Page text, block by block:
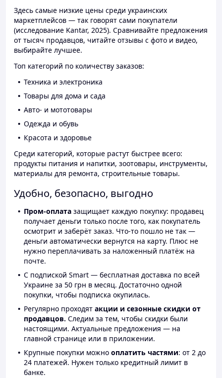
Здесь самые низкие цены среди украинских
маркетплейсов — так говорят сами покупатели
(исследование Kantar, 2025). Сравнивайте предложения
от тысяч продавцов, читайте отзывы с фото и видео,
выбирайте лучшее.
Топ категорий по количеству заказов:
Техника и электроника
Товары для дома и сада
Авто- и мототовары
Одежда и обувь
Красота и здоровье
Среди категорий, которые растут быстрее всего:
продукты питания и напитки, зоотовары, инструменты,
материалы для ремонта, строительные товары.
Удобно, безопасно, выгодно
Пром-оплата защищает каждую покупку: продавец
получает деньги только после того, как покупатель
осмотрит и заберёт заказ. Что-то пошло не так —
деньги автоматически вернутся на карту. Плюс не
нужно переплачивать за наложенный платёж на
почте.
С подпиской Smart — бесплатная доставка по всей
Украине за 50 грн в месяц. Достаточно одной
покупки, чтобы подписка окупилась.
Регулярно проходят акции и сезонные скидки от
продавцов. Следим за тем, чтобы скидки были
настоящими. Актуальные предложения — на
главной странице или в приложении.
Крупные покупки можно оплатить частями: от 2 до
24 платежей. Нужен только кредитный лимит в
банке.